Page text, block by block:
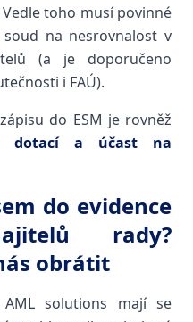
toho musí povinné
na nesrovnalost v
(a je doporučeno
i FAÚ).
do ESM je rovněž
dotací a účast na
do evidence
rady?
obrátit
solutions mají se